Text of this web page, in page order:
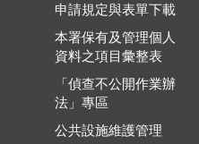
申請規定與表單下載
本署保有及管理個人
資料之項目彙整表
「偵查不公開作業辦
法」專區
公共設施維護管理